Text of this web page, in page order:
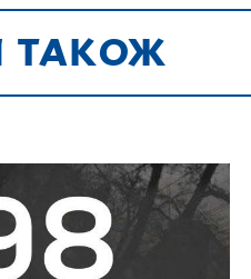
ТАКОЖ